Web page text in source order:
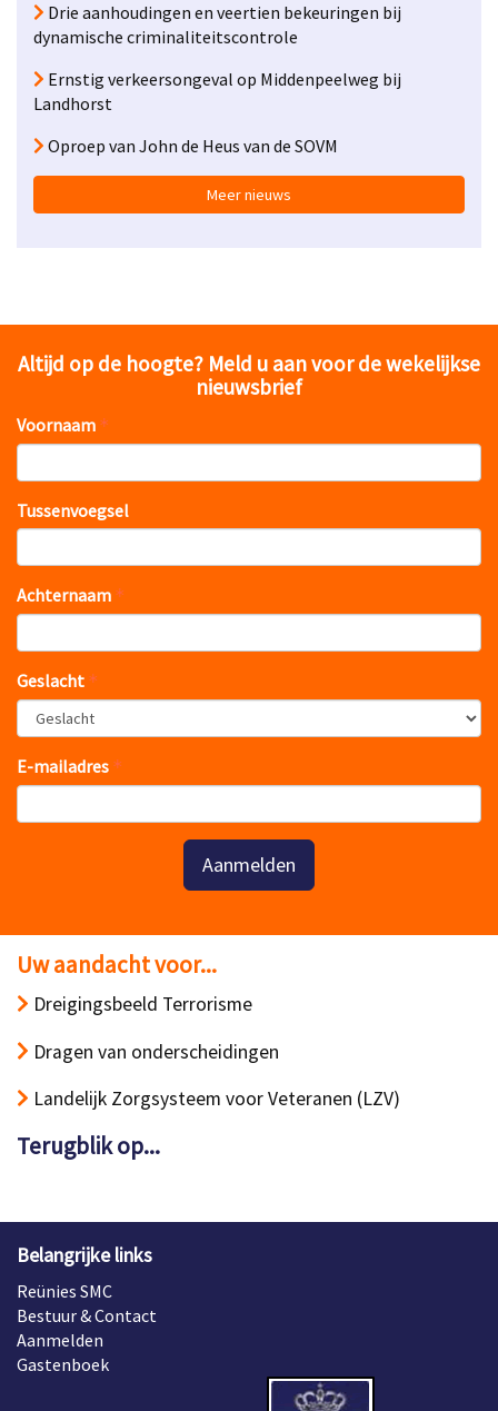
Drie aanhoudingen en veertien bekeuringen bij
dynamische criminaliteitscontrole
Ernstig verkeersongeval op Middenpeelweg bij
Landhorst
Oproep van John de Heus van de SOVM
Meer nieuws
Altijd op de hoogte? Meld u aan voor de wekelijkse
nieuwsbrief
Voornaam
Tussenvoegsel
Achternaam
Geslacht
E-mailadres
Aanmelden
Uw aandacht voor...
Dreigingsbeeld Terrorisme
Dragen van onderscheidingen
Landelijk Zorgsysteem voor Veteranen (LZV)
Terugblik op...
Belangrijke links
Reünies SMC
Bestuur & Contact
Aanmelden
Gastenboek